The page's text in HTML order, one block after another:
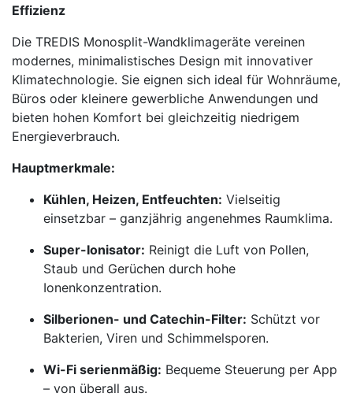
Effizienz
Die TREDIS Monosplit-Wandklimageräte vereinen
modernes, minimalistisches Design mit innovativer
Klimatechnologie. Sie eignen sich ideal für Wohnräume,
Büros oder kleinere gewerbliche Anwendungen und
bieten hohen Komfort bei gleichzeitig niedrigem
Energieverbrauch.
Hauptmerkmale:
Kühlen, Heizen, Entfeuchten: Vielseitig
einsetzbar – ganzjährig angenehmes Raumklima.
Super-Ionisator: Reinigt die Luft von Pollen,
Staub und Gerüchen durch hohe
Ionenkonzentration.
Silberionen- und Catechin-Filter: Schützt vor
Bakterien, Viren und Schimmelsporen.
Wi-Fi serienmäßig: Bequeme Steuerung per App
– von überall aus.